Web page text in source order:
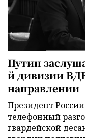
Путин
й дивизии
направлении
Президент
телефонный
гвардейской